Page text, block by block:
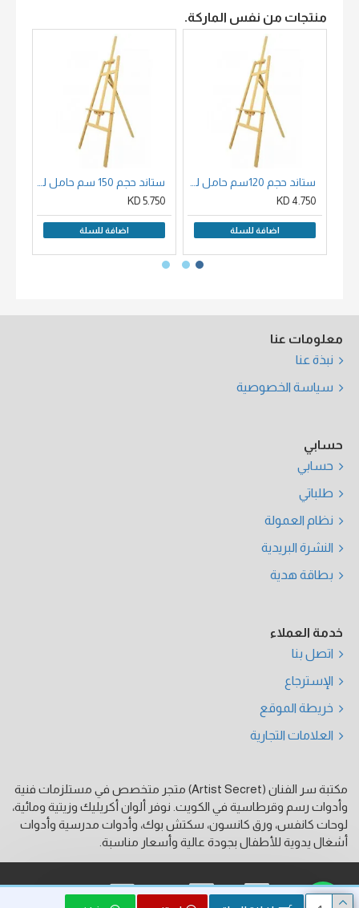
منتجات من نفس الماركة.
4.750 KD
اضافة للسلة
5.750 KD
اضافة للسلة
معلومات عنا
نبذة عنا
سياسة الخصوصية
حسابي
حسابي
طلباتي
نظام العمولة
النشرة البريدية
بطاقة هدية
خدمة العملاء
اتصل بنا
الإسترجاع
خريطة الموقع
العلامات التجارية
مكتبة سر الفنان (Artist Secret) متجر متخصص في مستلزمات فنية
وأدوات رسم وقرطاسية في الكويت. نوفر ألوان أكريليك وزيتية ومائية،
لوحات كانفس، ورق كانسون، سكتش بوك، وأدوات مدرسية وأدوات
أشغال يدوية للأطفال بجودة عالية وأسعار مناسبة.